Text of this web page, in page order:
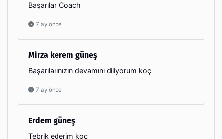
Başarılar Coach
7 ay önce
Mirza kerem güneş
Başarılarınızın devamını diliyorum koç
7 ay önce
Erdem güneş
Tebrik ederim koç